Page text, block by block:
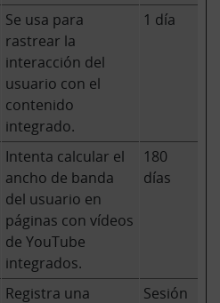
Se usa para
rastrear la
interacción del
usuario con el
contenido
integrado.
1 día
Intenta calcular el
ancho de banda
del usuario en
páginas con vídeos
de YouTube
integrados.
180
días
Registra una
Sesión